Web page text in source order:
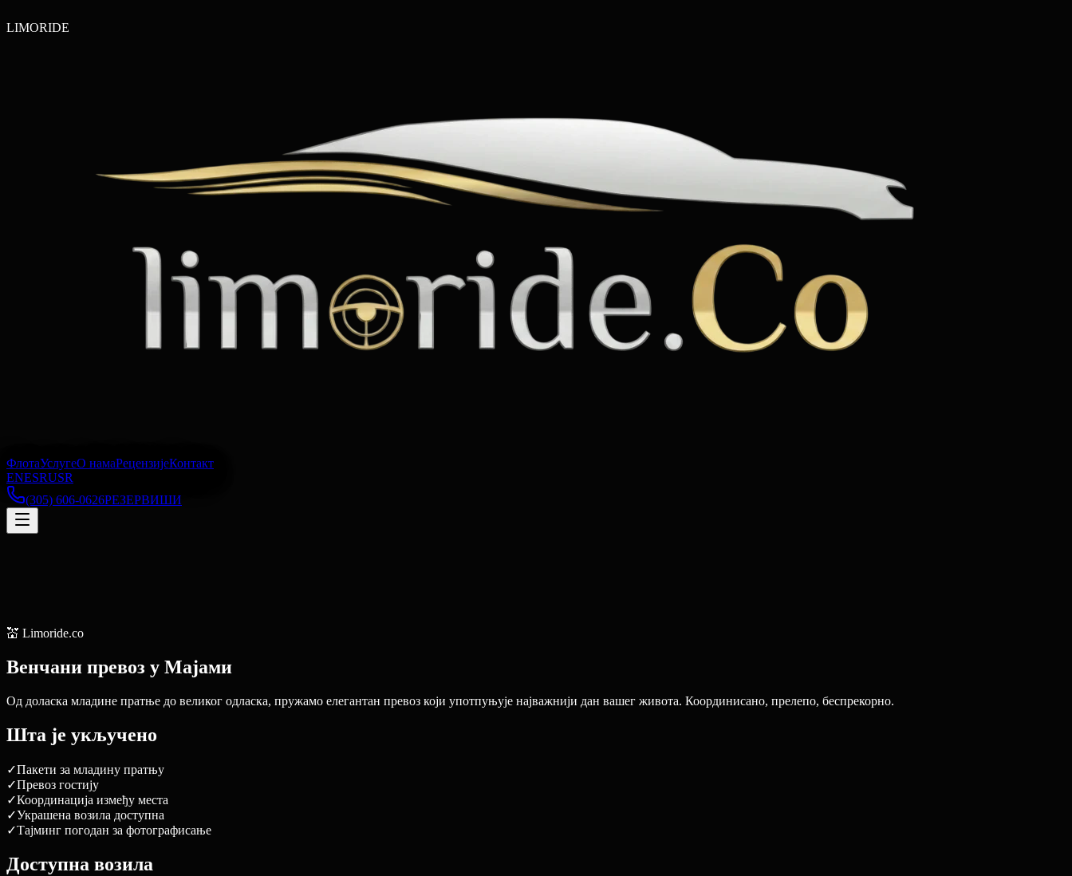
LIMORIDE
ФлотаУслугеО намаРецензијеКонтакт
ENESRUSR
(305) 606-0626РЕЗЕРВИШИ
💒 Limoride.co
Венчани превоз у Мајами
Од доласка младине пратње до великог одласка, пружамо елегантан превоз који употпуњује најважнији дан вашег живота. Координисано, прелепо, беспрекорно.
Шта је укључено
✓Пакети за младину пратњу
✓Превоз гостију
✓Координација између места
✓Украшена возила доступна
✓Тајминг погодан за фотографисање
Доступна возила